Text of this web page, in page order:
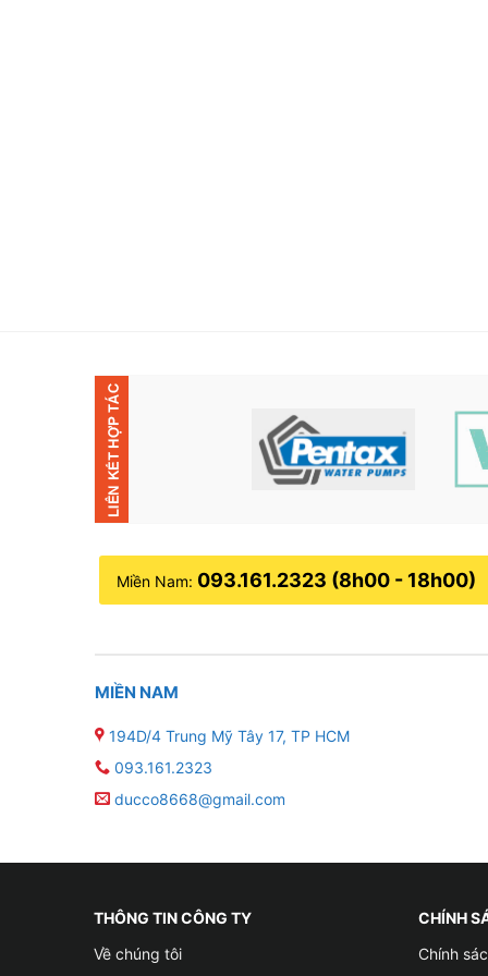
Miền Nam: 093.161.2323 (8h00 - 18h00)
MIỀN NAM
194D/4 Trung Mỹ Tây 17, TP HCM
093.161.2323
ducco8668@gmail.com
THÔNG TIN CÔNG TY
Về chúng tôi
CHÍNH
Chính